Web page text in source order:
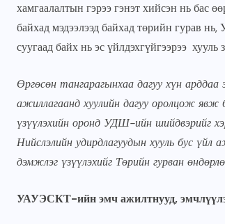
хамгаалалтын гэрээ гэнэт хийсэн нь бас
байхад мэдээлээд байхад төрийн гурав
суугаад байх нь эс үйлдэхгүйгээрээ
Өргөсөн тангарагынхаа дагуу хүн
ажиллагаанд хуулийн дагуу оролцож явж
үзүүлэхийн оронд УДШ-ийн шийдвэрийг
Нийслэлийн удирдлагуудын хууль бус үйл
дэмжлэг үзүүлэхийг Төрийн гурван
УАУЭСКТ-ийн эмч ажилтнууд,